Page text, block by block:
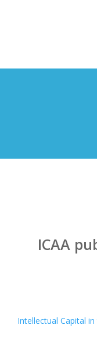
ICAA
Intellectual Capital